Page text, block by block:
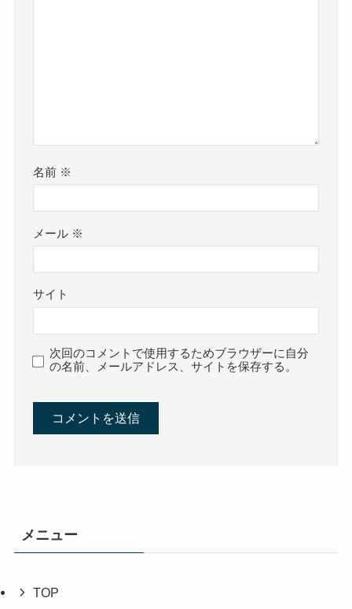
名前 ※
メール ※
サイト
次回のコメントで使用するためブラウザーに自分
の名前、メールアドレス、サイトを保存する。
メニュー
TOP